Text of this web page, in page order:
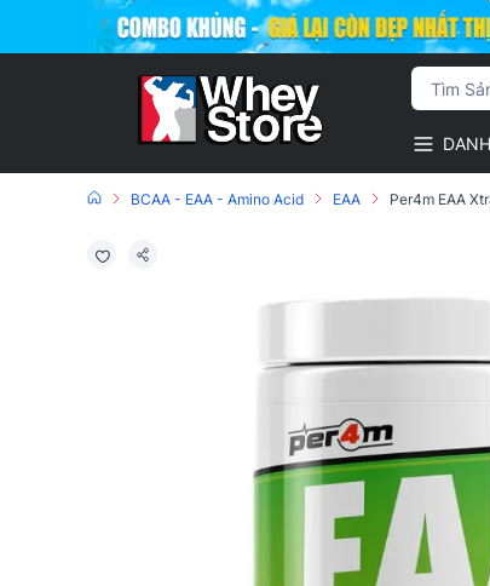
BCAA - EAA - Amino Acid EAA Per4m EAA